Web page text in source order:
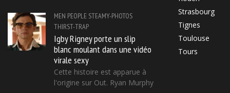
MEN PEOPLE STEAMY-PHOTOS
THIRST-TRAP
Igby Rigney porte un slip
blanc moulant dans une vidéo
virale sexy
Cette histoire est apparue à
l'origine sur Out. Ryan Murphy
Strasbourg
Tignes
Toulouse
Tours